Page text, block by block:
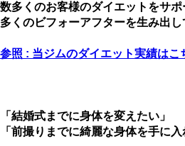
数多くのお客様のダイエットをサポ
多くのビフォーアフターを生み出し
参照 : 当ジムのダイエット実績はこ
「結婚式までに身体を変えたい」
「前撮りまでに綺麗な身体を手に入